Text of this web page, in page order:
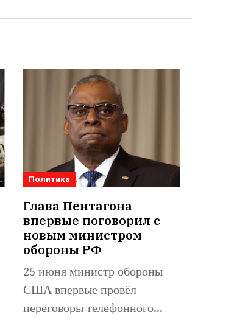
Политика
Глава Пентагона
впервые поговорил с
новым министром
обороны РФ
25 июня министр обороны
США впервые провёл
переговоры телефонного